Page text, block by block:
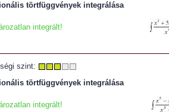
törtfüggvények integrálása
integrált!
szint:
törtfüggvények integrálása
integrált!